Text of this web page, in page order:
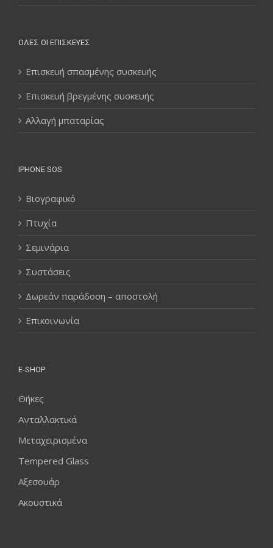
ΌΛΕΣ ΟΙ ΕΠΙΣΚΕΥΈΣ
Επισκευή σπασμένης συσκευής
Επισκευή βρεγμένης συσκευής
Αλλαγή μπαταρίας
IPHONE SOS
Βιογραφικό
Πτυχία
Σεμινάρια
Συστάσεις
Δωρεάν παράδοση – αποστολή
Επικοινωνία
E-SHOP
Θήκες
Ανταλλακτικά
Μεταχειρισμένα
Tempered Glass
Αξεσουάρ
Ακουστικά